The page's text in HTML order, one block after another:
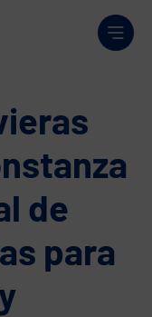
de
para